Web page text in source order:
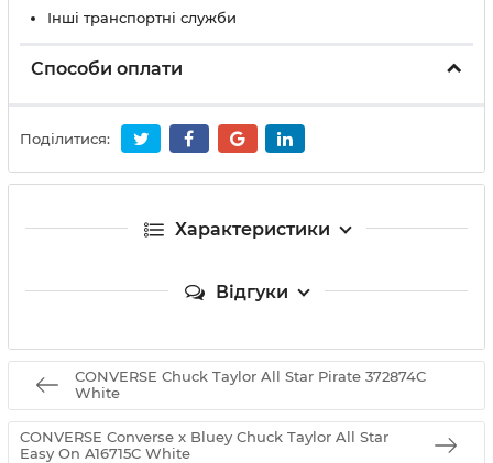
Інші транспортні служби
Способи оплати
Поділитися:
Характеристики
Відгуки
CONVERSE Chuck Taylor All Star Pirate 372874C
White
CONVERSE Converse x Bluey Chuck Taylor All Star
Easy On A16715C White